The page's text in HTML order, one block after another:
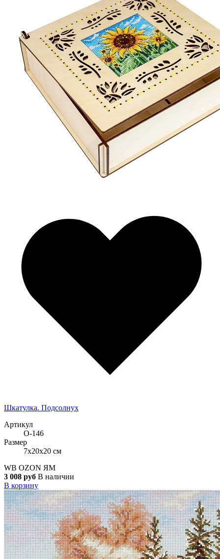
Шкатулка. Подсолнух
Артикул
О-146
Размер
7x20x20 см
WB OZON ЯМ
3 008 руб В наличии
В корзину